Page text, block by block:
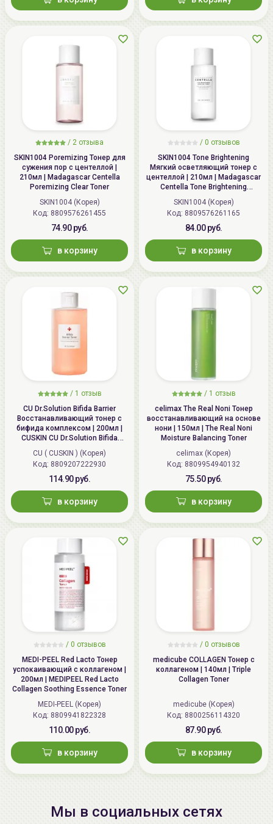
кожи с куперозом, расширенными порами и
Способ применения:
нанесите необходимое
количество тонера при помощи ладошек или ватного
диска начистуюкожу, продолжите уход.
Совет: пептид меди не рекомендуется сочетать в
рамках одного ухода с нестабильной формой
витамина С (Ascorbic acid),ретинолом, азелаиновая
кислотой, феруловой кислотой, AHA и BHA кислотами.
Хранить при комнатной температуре, вдали от
солнечных лучей.
/ 2 отзыва
SKIN1004 Poremizing Тонер для
сужения пор с центеллой |
210мл | Madagascar Centella
Poremizing Clear Toner
SKIN1004 (Корея)
Код: 8809576261455
74.90 руб.
в корзину
/ 0 отзывов
SKIN1004 Tone Brightening
Мягкий осветляющий тонер с
центеллой | 210мл | Madagascar
Centella Tone Brightening
Boosting Toner
SKIN1004 (Корея)
Код: 8809576261165
84.00 руб.
в корзину
/ 1 отзыв
CU Dr.Solution Bifida Barrier
Восстанавливающий тонер с
бифида комплексом | 200мл |
CUSKIN CU Dr.Solution Bifida
Barrier Toner
CU ( CUSKIN ) (Корея)
Код: 8809207222930
114.90 руб.
в корзину
/ 1 отзыв
celimax The Real Noni Тонер
восстанавливающий на основе
нони | 150мл | The Real Noni
Moisture Balancing Toner
celimax (Корея)
Код: 8809954940132
75.50 руб.
в корзину
/ 0 отзывов
MEDI-PEEL Red Lacto Тонер
успокаивающий с коллагеном |
200мл | MEDIPEEL Red Lacto
Collagen Soothing Essence Toner
MEDI-PEEL (Корея)
Код: 8809941822328
110.00 руб.
в корзину
/ 0 отзывов
medicube COLLAGEN Тонер с
коллагеном | 140мл | Triple
Collagen Toner
medicube (Корея)
Код: 8800256114320
87.90 руб.
в корзину
Мы в социальных сетях